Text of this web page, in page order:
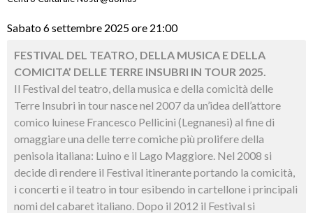
Sabato 6 settembre 2025 ore 21:00
FESTIVAL DEL TEATRO, DELLA MUSICA E DELLA
COMICITA’ DELLE TERRE INSUBRI IN TOUR 2025.
Il Festival del teatro, della musica e della comicità delle
Terre Insubri in tour nasce nel 2007 da un’idea dell’attore
comico luinese Francesco Pellicini (Legnanesi) al fine di
omaggiare una delle terre comiche più prolifere della
penisola italiana: Luino e il Lago Maggiore. Nel 2008 si
decide di rendere il Festival itinerante portando la comicità,
i concerti e il teatro in tour esibendo in cartellone i principali
nomi del cabaret italiano. Dopo il 2012 il Festival si